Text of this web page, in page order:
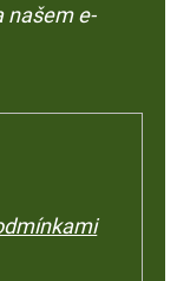
našem e-